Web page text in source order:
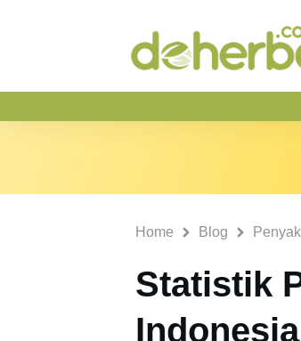
Home Blog
Statistik
Indonesia